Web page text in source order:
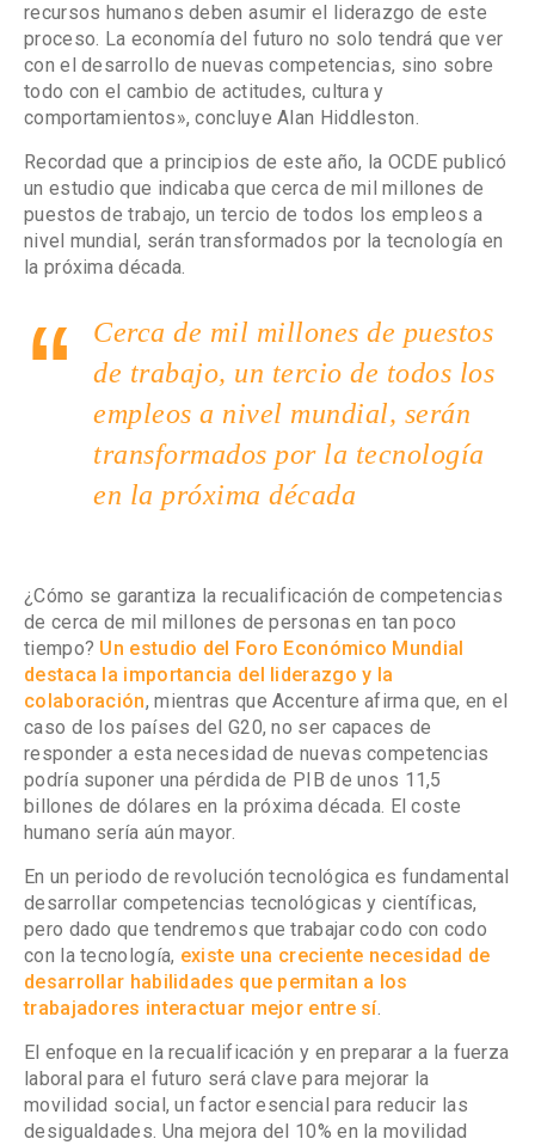
recursos humanos deben asumir el liderazgo de este
proceso. La economía del futuro no solo tendrá que ver
con el desarrollo de nuevas competencias, sino sobre
todo con el cambio de actitudes, cultura y
comportamientos», concluye Alan Hiddleston.
Recordad que a principios de este año, la OCDE publicó
un estudio que indicaba que cerca de mil millones de
puestos de trabajo, un tercio de todos los empleos a
nivel mundial, serán transformados por la tecnología en
la próxima década.
Cerca de mil millones de puestos
de trabajo, un tercio de todos los
empleos a nivel mundial, serán
transformados por la tecnología
en la próxima década
¿Cómo se garantiza la recualificación de competencias
de cerca de mil millones de personas en tan poco
tiempo? Un estudio del Foro Económico Mundial
destaca la importancia del liderazgo y la
colaboración, mientras que Accenture afirma que, en el
caso de los países del G20, no ser capaces de
responder a esta necesidad de nuevas competencias
podría suponer una pérdida de PIB de unos 11,5
billones de dólares en la próxima década. El coste
humano sería aún mayor.
En un periodo de revolución tecnológica es fundamental
desarrollar competencias tecnológicas y científicas,
pero dado que tendremos que trabajar codo con codo
con la tecnología, existe una creciente necesidad de
desarrollar habilidades que permitan a los
trabajadores interactuar mejor entre sí.
El enfoque en la recualificación y en preparar a la fuerza
laboral para el futuro será clave para mejorar la
movilidad social, un factor esencial para reducir las
desigualdades. Una mejora del 10% en la movilidad